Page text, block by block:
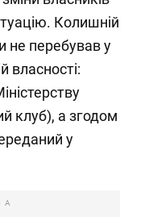
Колишній
не перебував у
власності:
клуб), а згодом
у